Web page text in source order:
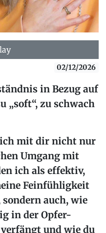
02/12/2026
in Bezug auf
„soft“, zu schwach
ich mit dir nicht nur
Umgang mit
ich als effektiv,
Feinfühligkeit
auch, wie
in der Opfer-
und wie du